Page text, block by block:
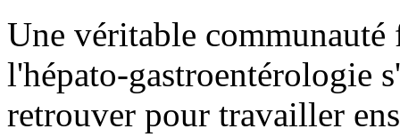
Une véritable
l'hépato-gastroentérologie
retrouver pour travailler